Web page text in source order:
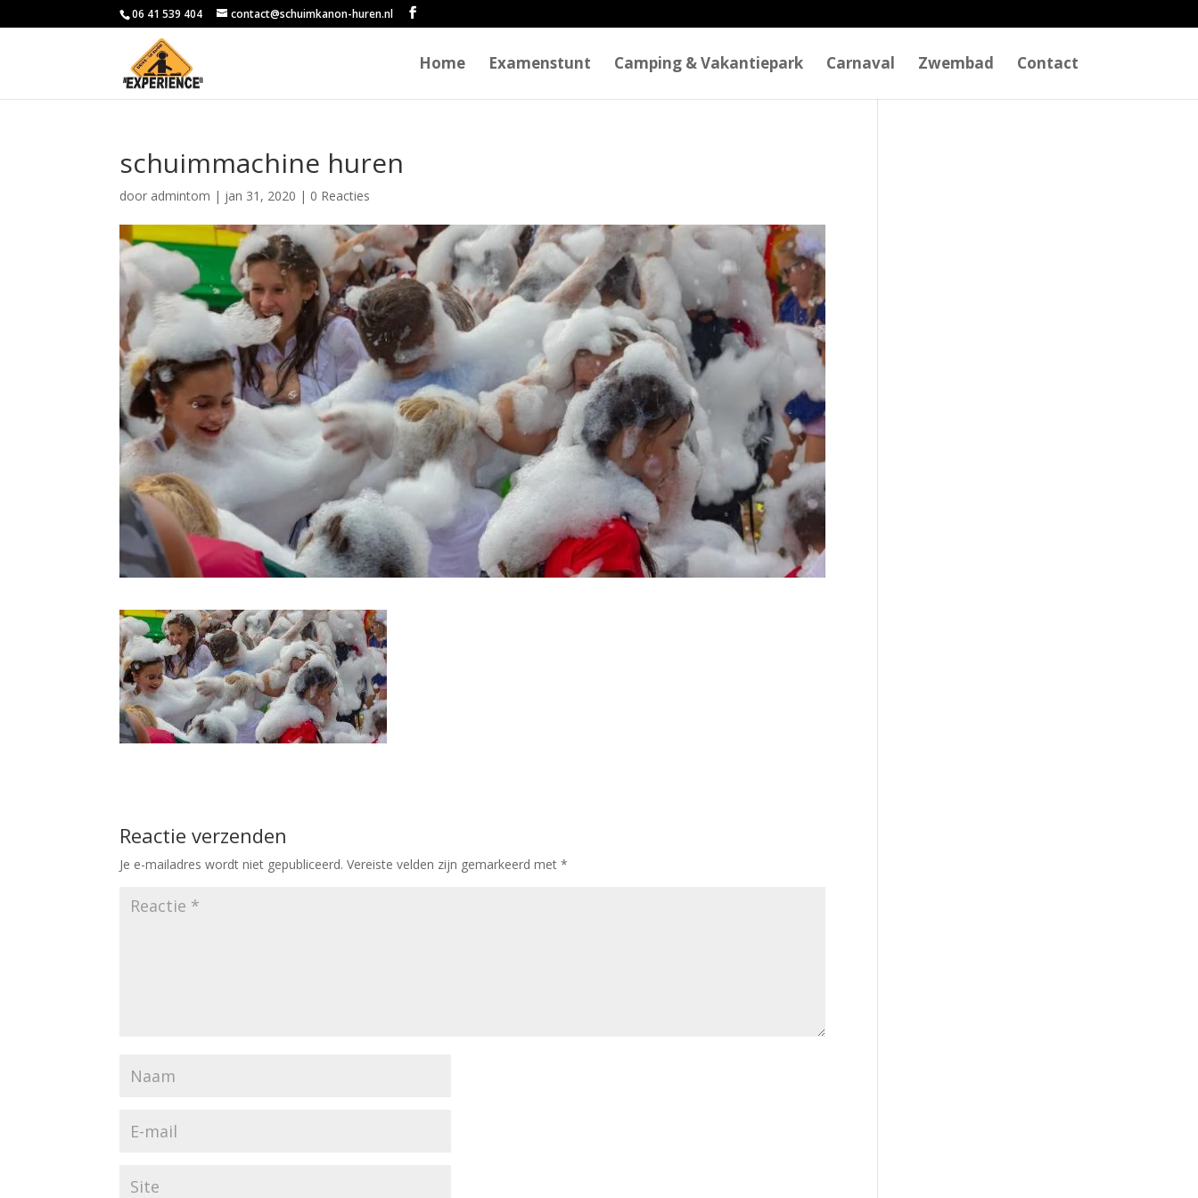
06 41 539 404 contact@schuimkanon-huren.nl
Home Examenstunt Camping & Vakantiepark Carnaval Zwembad Contact
schuimmachine huren
door admintom | jan 31, 2020 | 0 Reacties
Reactie verzenden
Je e-mailadres wordt niet gepubliceerd. Vereiste velden zijn gemarkeerd met*